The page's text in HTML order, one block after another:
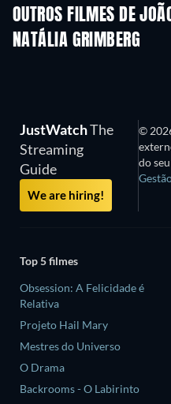
OUTROS FILMES DE
NATÁLIA GRIMBERG
JustWatchThe
Streaming
Guide
We are hiring!
©
do
Top 5 filmes
Obsession: A Felicidade é
Relativa
Projeto Hail Mary
Mestres do Universo
O Drama
Backrooms - O Labirinto